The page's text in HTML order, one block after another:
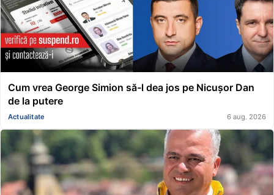
Cum vrea George Simion să-l dea jos pe Nicușor Dan
de la putere
Actualitate 6 aug. 2026